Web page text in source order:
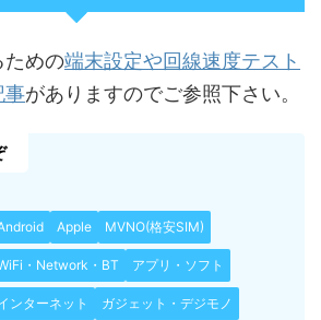
ための端末設定や回線速度テスト
事がありますのでご参照下さい。
Apple MVNO(格安SIM)
・Network・BT アプリ・ソフト
ンターネット ガジェット・デジモノ